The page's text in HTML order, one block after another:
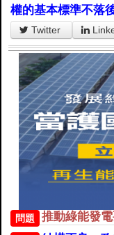
權的基本標準不落
Twitter
問題 推動綠能發